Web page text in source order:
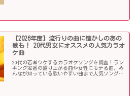
【2026年度】流行りの曲に懐かしのあの
歌も！ 20代男女にオススメの人気カラオ
ケ曲
20代の若者ウケするカラオケソングを調査！ラン
キング定番の盛り上がる曲や女性にモテる曲、み
んなが知っている歌いやすい曲まで人気ソングが